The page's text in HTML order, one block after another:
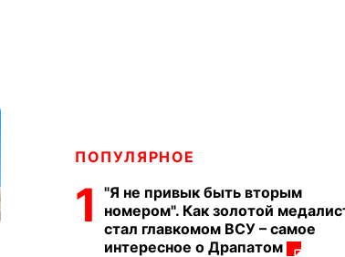
ПОПУЛЯРНОЕ
1
"Я не привык быть вторым
номером". Как золотой
стал главкомом ВСУ – самое
интересное о Драпатом